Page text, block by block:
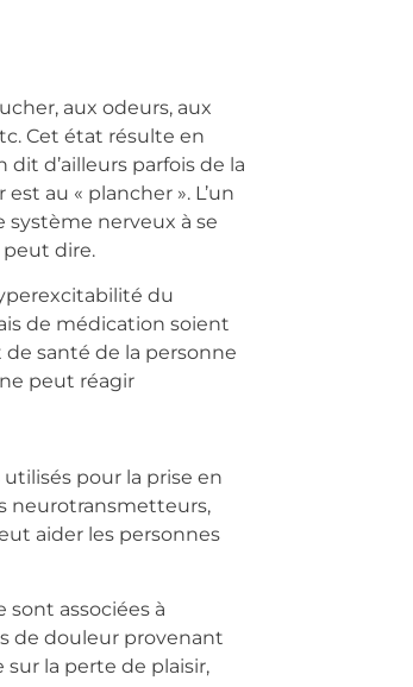
aux odeurs, aux
Cet état résulte en
d’ailleurs parfois de la
au « plancher ». L’un
système nerveux à se
peut dire.
du
de médication soient
santé de la personne
peut réagir
pour la prise en
neurotransmetteurs,
aider les personnes
sont associées à
de douleur provenant
sur la perte de plaisir,